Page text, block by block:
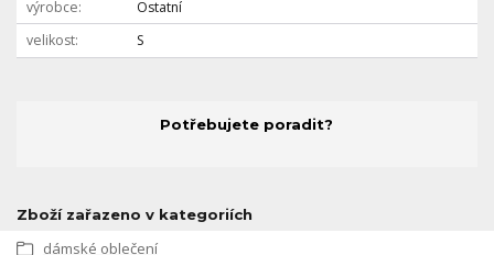
výrobce
Ostatní
velikost
S
Potřebujete poradit?
Zboží zařazeno v kategoriích
dámské oblečení